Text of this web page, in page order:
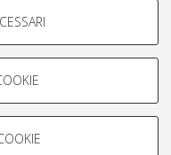
le caratteristiche della
al loro comportamento